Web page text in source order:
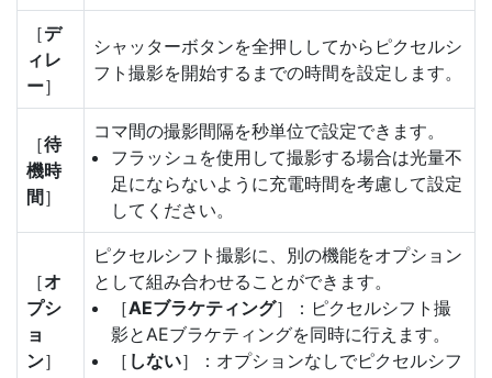
［デ
ィレ
ー］
シャッターボタンを全押ししてからピクセルシ
フト撮影を開始するまでの時間を設定します。
［待
機時
間］
コマ間の撮影間隔を秒単位で設定できます。
フラッシュを使用して撮影する場合は光量不
足にならないように充電時間を考慮して設定
してください。
［オ
プシ
ョ
ン］
ピクセルシフト撮影に、別の機能をオプション
として組み合わせることができます。
［AEブラケティング］：ピクセルシフト撮
影とAEブラケティングを同時に行えます。
［ しない］：オプションなしでピクセルシフ